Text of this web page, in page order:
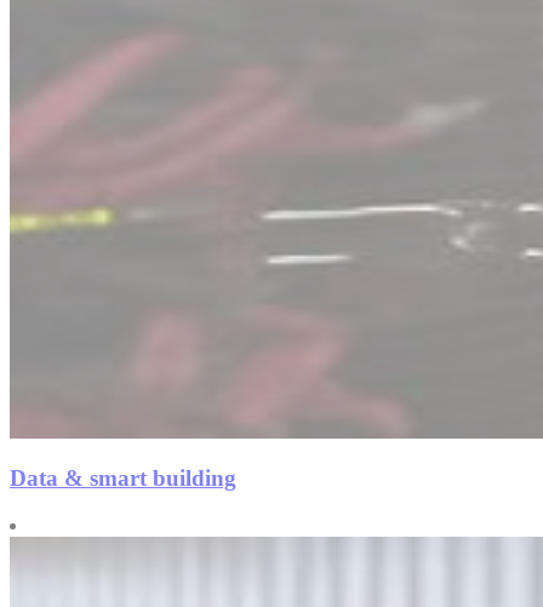
Data & smart building